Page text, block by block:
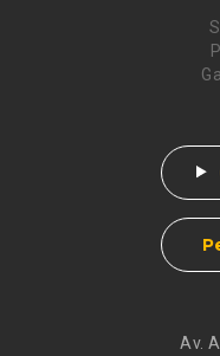
Av.